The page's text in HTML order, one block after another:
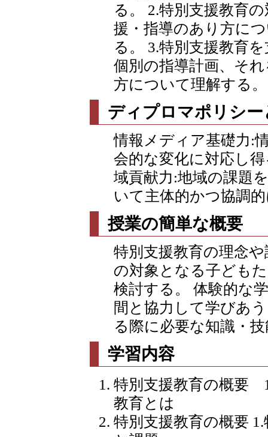
る。 2.特別支援教育
援・指導のあり方に
る。 3.特別支援教育
個別の指導計画、そ
方について理解する。
ディプロマポリシー
情報メディア基礎力:
会的な変化に対応し
域貢献力:地域の課題
いて主体的かつ協調
授業の簡単な概要
特別支援教育の理念
の対象となる子ども
検討する。 体験的な
間と協力して学びあ
る際に必要な知識・
学習内容
特別支援教育の概要
教育とは
特別支援教育の概要